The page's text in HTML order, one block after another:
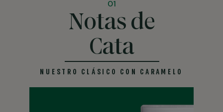
01
Notas de
Cata
NUESTRO CLÁSICO CON CARAMELO